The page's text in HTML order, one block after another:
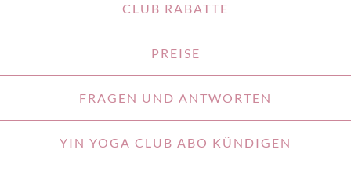
CLUB RABATTE
PREISE
FRAGEN UND ANTWORTEN
YIN YOGA CLUB ABO KÜNDIGEN